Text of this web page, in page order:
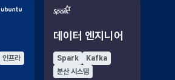
인프라
데이터 엔지니어
Spark
Kafka
분산 시스템